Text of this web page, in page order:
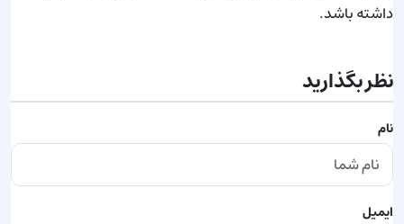
داشته باشد.
نظر بگذارید
نام
ایمیل